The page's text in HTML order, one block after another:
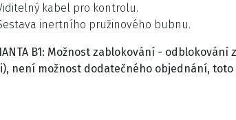
kabel pro kontrolu.
inertního pružinového bubnu.
B1: Možnost zablokování -
není možnost dodatečného objednání,